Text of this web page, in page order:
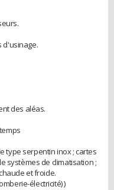
d'usinage.
des aléas.
type serpentin inox ; cartes
systèmes de climatisation ;
et froide.
électricité) )